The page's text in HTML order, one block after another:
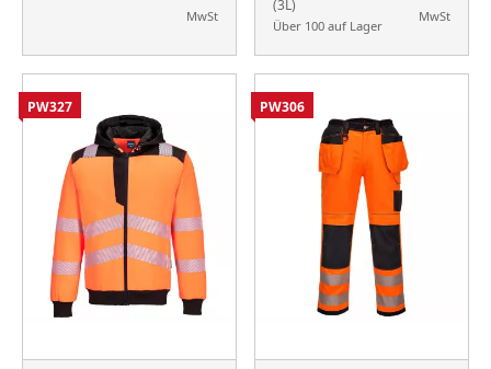
MwSt
(3L)
Über 100 auf Lager
MwSt
PW327 PW306